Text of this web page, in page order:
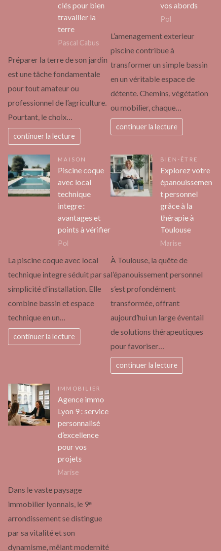
clés pour bien
travailler la
terre
Pascal Cabus
Préparer la terre de son jardin
est une tâche fondamentale
pour tout amateur ou
professionnel de l’agriculture.
Pourtant, le choix…
continuer la lecture
vos abords
Pol
L’amenagement exterieur
piscine contribue à
transformer un simple bassin
en un véritable espace de
détente. Chemins, végétation
ou mobilier, chaque…
continuer la lecture
MAISON
Piscine coque
avec local
technique
integre :
avantages et
points à vérifier
Pol
La piscine coque avec local
technique integre séduit par sa
simplicité d’installation. Elle
combine bassin et espace
technique en un…
continuer la lecture
BIEN-ÊTRE
Explorez votre
épanouissemen
t personnel
grâce à la
thérapie à
Toulouse
Marise
À Toulouse, la quête de
l’épanouissement personnel
s’est profondément
transformée, offrant
aujourd’hui un large éventail
de solutions thérapeutiques
pour favoriser…
continuer la lecture
IMMOBILIER
Agence immo
Lyon 9 : service
personnalisé
d’excellence
pour vos
projets
Marise
Dans le vaste paysage
immobilier lyonnais, le 9ᵉ
arrondissement se distingue
par sa vitalité et son
dynamisme, mêlant modernité